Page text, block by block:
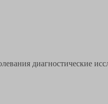
диагностические